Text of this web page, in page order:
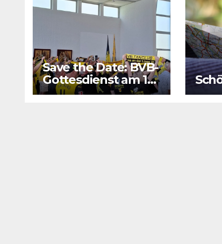
Save the Date: BVB-
Gottesdienst am 16.
August 2026